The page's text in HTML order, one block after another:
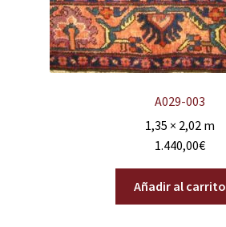
A029-003
1,35 × 2,02 m
1.440,00€
Añadir al carrito